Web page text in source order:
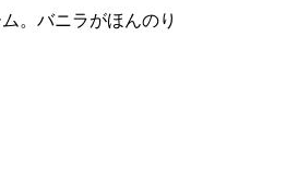
。バニラがほんのり